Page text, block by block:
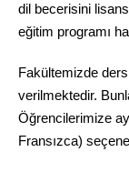
dil becerisini
eğitim programı
Fakültemizde
verilmektedir.
Öğrencilerimize
Fransızca)